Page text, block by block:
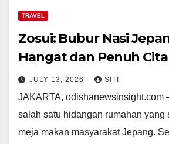
TRAVEL
Zosui: Bubur Nasi
Hangat dan Penuh Cita
JULY 13, 2026 SITI
JAKARTA, odishanewsinsight.com
salah satu hidangan rumahan yang
meja makan masyarakat Jepang.